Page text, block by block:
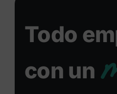
Todo
con un